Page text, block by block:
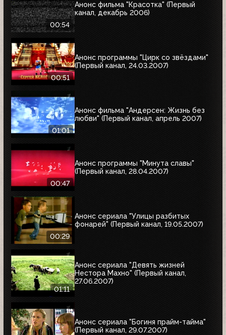
00:54
Анонс фильма "Красотка" (Первый
канал, декабрь 2006)
00:51
Анонс программы "Цирк со звёздами"
(Первый канал, 24.03.2007)
01:01
Анонс фильма "Андерсен: Жизнь без
любви" (Первый канал, апрель 2007)
00:47
Анонс программы "Минута славы"
(Первый канал, 28.04.2007)
00:29
Анонс сериала "Улицы разбитых
фонарей" (Первый канал, 19.05.2007)
01:11
Анонс сериала "Девять жизней
Нестора Махно" (Первый канал,
27.06.2007)
Анонс сериала "Богиня прайм-тайма"
(Первый канал, 29.07.2007)